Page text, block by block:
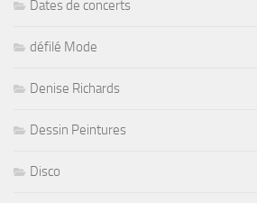
Dates de concerts
défilé Mode
Denise Richards
Dessin Peintures
Disco